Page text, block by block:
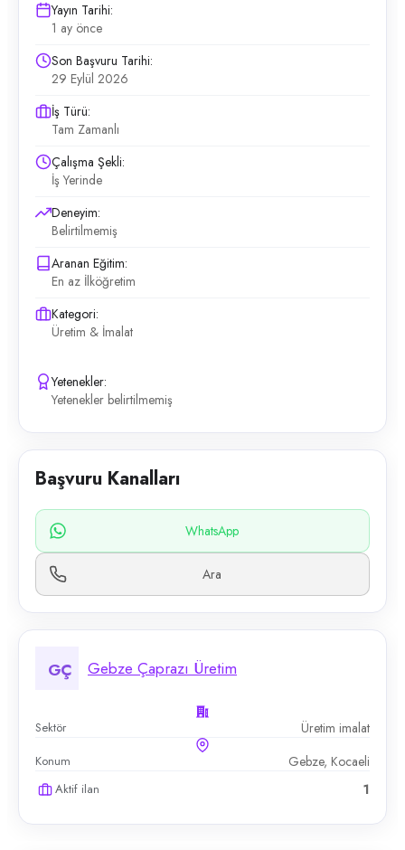
Yayın Tarihi:
1 ay önce
Son Başvuru Tarihi:
29 Eylül 2026
İş Türü:
Tam Zamanlı
Çalışma Şekli:
İş Yerinde
Deneyim:
Belirtilmemiş
Aranan Eğitim:
En az İlköğretim
Kategori:
Üretim & İmalat
Yetenekler:
Yetenekler belirtilmemiş
Başvuru Kanalları
WhatsApp
Ara
GÇ Gebze Çaprazı Üretim
Sektör Üretim imalat
Konum Gebze, Kocaeli
Aktif ilan 1